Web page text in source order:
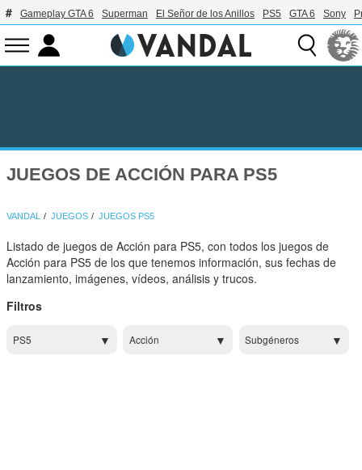
Gameplay GTA 6 Superman El Señor de los Anillos PS5 GTA 6 Sony
JUEGOS DE ACCIÓN PARA PS5
VANDAL JUEGOS JUEGOS PS5
Listado de juegos de Acción para PS5, con todos los juegos de
Acción para PS5 de los que tenemos información, sus fechas de
lanzamiento, imágenes, vídeos, análisis y trucos.
Filtros
PS5 Acción Subgéneros